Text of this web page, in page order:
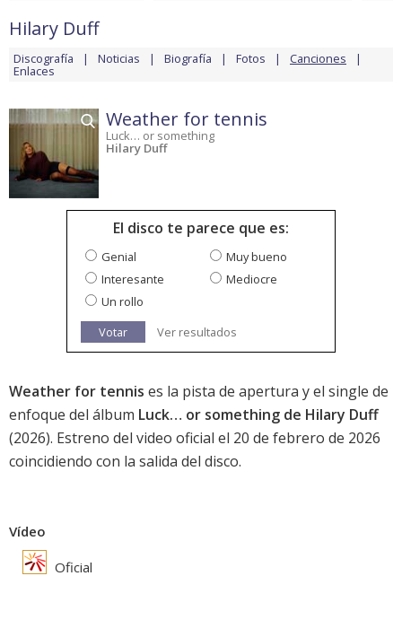
Hilary Duff
Discografía Noticias Biografía Fotos Canciones
Enlaces
Weather for tennis
Luck… or something
Hilary Duff
El disco te parece que es:
Genial
Muy bueno
Interesante
Mediocre
Un rollo
Votar
Ver resultados
Weather for tennis es la pista de apertura y el single de
enfoque del álbum Luck… or something de Hilary Duff
(2026). Estreno del video oficial el 20 de febrero de 2026
coincidiendo con la salida del disco.
Vídeo
Oficial